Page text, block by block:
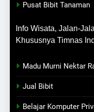
Pusat Bibit Tanaman
Info Wisata, Jalan-
Khususnya Timnas
Madu Murni Nektar
Jual Bibit
Belajar Komputer